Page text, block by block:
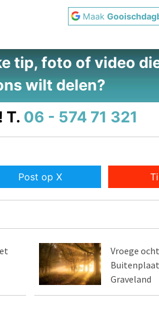
Maak
tip, foto of video
wilt delen?
T. 06 - 574 71 321
Post op X
Vroege
Graveland